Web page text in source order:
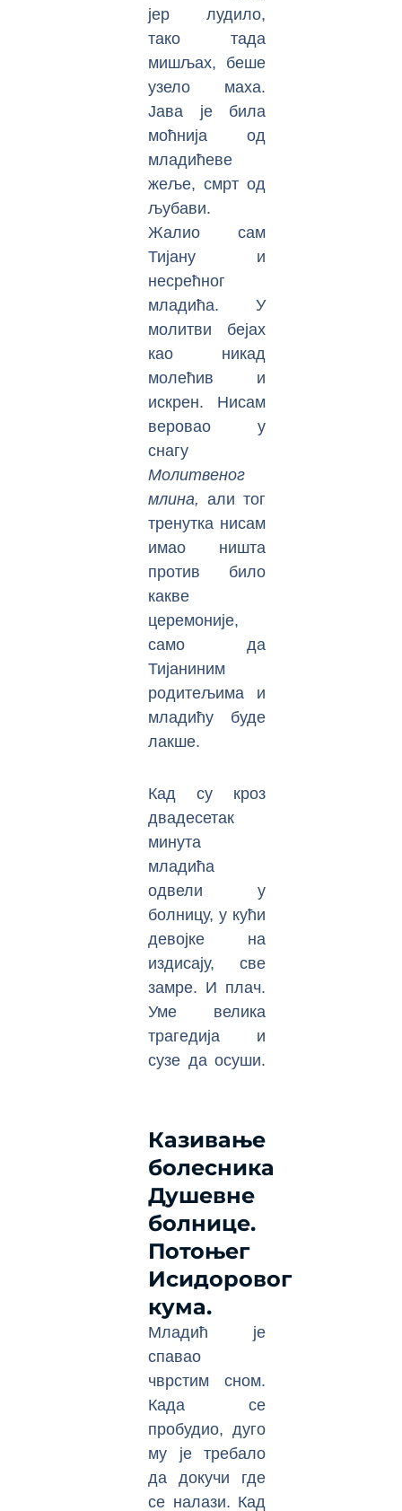
јер лудило,
тако тада
мишљах, беше
узело маха.
Јава је била
моћнија од
младићеве
жеље, смрт од
љубави.
Жалио сам
Тијану и
несрећног
младића. У
молитви бејах
као никад
молећив и
искрен. Нисам
веровао у
снагу
Молитвеног
млина,али тог
тренутка нисам
имао ништа
против било
какве
церемоније,
само да
Тијаниним
родитељима и
младићу буде
лакше.
Кад су кроз
двадесетак
минута
младића
одвели у
болницу, у кући
девојке на
издисају, све
замре. И плач.
Уме велика
трагедија и
сузе да осуши.
Казивање
болесника
Душевне
болнице.
Потоњег
Исидоровог
кума.
Младић је
спавао
чврстим сном.
Када се
пробудио, дуго
му је требало
да докучи где
се налази. Кад